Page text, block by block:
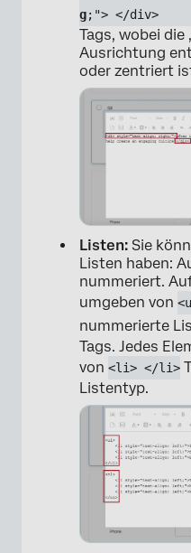
g;"> </div>
Tags, wobei die
Ausrichtung
oder zentriert
Listen: Sie
Listen haben:
nummeriert.
umgeben von
nummerierte
Tags. Jedes
von <li> </li>
Listentyp.